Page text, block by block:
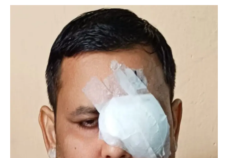
Admin August 6, 2026
भतरोजखान में कांग्रेस का प्रदर्शन, स्वास्थ्य मंत्री व शिक्षा
मंत्री का फूंका पुतला 'विद्यालयों में…
अल्मोड़ा उत्तराखण्ड कुमाऊं ख़बरें
रानीखेत में युवा कांग्रेस की जिला बैठक, 8
अगस्त को खड़गे की हल्द्वानी रैली को सफल
बनाने का लिया संकल्प
Admin August 6, 2026
संगठन विस्तार के तहत कई नई नियुक्तियां, बूथ स्तर तक
संगठन मजबूत करने और युवाओं…
उत्तराखण्ड कुमाऊं ख़बरें